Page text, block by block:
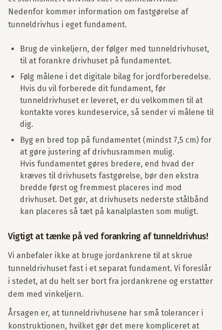
Nedenfor kommer information om fastgørelse af
tunneldrivhus i eget fundament.
Brug de vinkeljern, der følger med tunneldrivhuset,
til at forankre drivhuset på fundamentet.
Følg målene i det digitale bilag for jordforberedelse.
Hvis du vil forberede dit fundament, før
tunneldrivhuset er leveret, er du velkommen til at
kontakte vores kundeservice, så sender vi målene til
dig.
Byg en bred top på fundamentet (mindst 7,5 cm) for
at gøre justering af drivhusrammen mulig.
Hvis fundamentet gøres bredere, end hvad der
kræves til drivhusets fastgørelse, bør den ekstra
bredde først og fremmest placeres ind mod
drivhuset. Det gør, at drivhusets nederste stålbånd
kan placeres så tæt på kanalplasten som muligt.
Vigtigt at tænke på ved forankring af tunneldrivhus!
Vi anbefaler ikke at bruge jordankrene til at skrue
tunneldrivhuset fast i et separat fundament. Vi foreslår
i stedet, at du helt ser bort fra jordankrene og erstatter
dem med vinkeljern.
Årsagen er, at tunneldrivhusene har små tolerancer i
konstruktionen, hvilket gør det mere kompliceret at